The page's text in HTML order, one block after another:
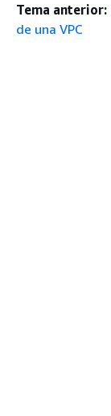
Tema anterior:
de una VPC